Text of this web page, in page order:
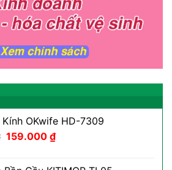
Kính OKwife HD-7309
Giá
159.000 ₫Giá